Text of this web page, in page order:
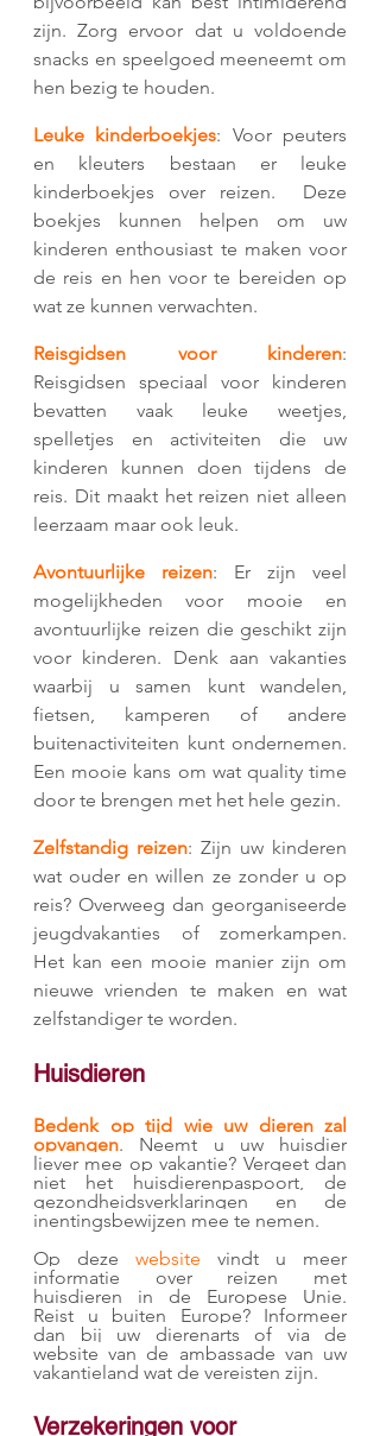
zijn. Zorg ervoor dat u voldoende
snacks en speelgoed meeneemt om
hen bezig te houden.
Leuke kinderboekjes: Voor peuters
en kleuters bestaan er leuke
kinderboekjes over reizen.  Deze
boekjes kunnen helpen om uw
kinderen enthousiast te maken voor
de reis en hen voor te bereiden op
wat ze kunnen verwachten.
Reisgidsen voor kinderen:
Reisgidsen speciaal voor kinderen
bevatten vaak leuke weetjes,
spelletjes en activiteiten die uw
kinderen kunnen doen tijdens de
reis. Dit maakt het reizen niet alleen
leerzaam maar ook leuk.
Avontuurlijke reizen: Er zijn veel
mogelijkheden voor mooie en
avontuurlijke reizen die geschikt zijn
voor kinderen. Denk aan vakanties
waarbij u samen kunt wandelen,
fietsen, kamperen of andere
buitenactiviteiten kunt ondernemen.
Een mooie kans om wat quality time
door te brengen met het hele gezin.
Zelfstandig reizen: Zijn uw kinderen
wat ouder en willen ze zonder u op
reis? Overweeg dan georganiseerde
jeugdvakanties of zomerkampen.
Het kan een mooie manier zijn om
nieuwe vrienden te maken en wat
zelfstandiger te worden.
Huisdieren
Bedenk op tijd wie uw dieren zal
opvangen. Neemt u uw huisdier
liever mee op vakantie? Vergeet dan
niet het huisdierenpaspoort, de
gezondheidsverklaringen en de
inentingsbewijzen mee te nemen.
Op deze website vindt u meer
informatie over reizen met
huisdieren in de Europese Unie.
Reist u buiten Europe? Informeer
dan bij uw dierenarts of via de
website van de ambassade van uw
vakantieland wat de vereisten zijn.
Verzekeringen voor